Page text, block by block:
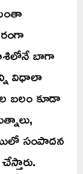
బాగా
విధాలా
బలం కూడా
సంపాదన